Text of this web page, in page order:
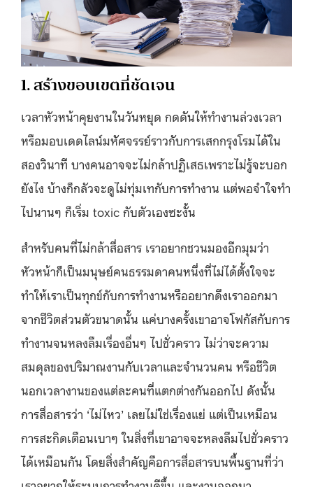
1. สร้างขอบเขตที่ชัดเจน
เวลาหัวหน้าคุยงานในวันหยุด กดดันให้ทำงานล่วงเวลา
หรือมอบเดดไลน์มหัศจรรย์ราวกับการเสกกรุงโรมได้ใน
สองวินาที บางคนอาจจะไม่กล้าปฏิเสธเพราะไม่รู้จะบอก
ยังไง บ้างก็กลัวจะดูไม่ทุ่มเทกับการทำงาน แต่พอจำใจทำ
ไปนานๆ ก็เริ่ม toxic กับตัวเองซะงั้น
สำหรับคนที่ไม่กล้าสื่อสาร เราอยากชวนมองอีกมุมว่า
หัวหน้าก็เป็นมนุษย์คนธรรมดาคนหนึ่งที่ไม่ได้ตั้งใจจะ
ทำให้เราเป็นทุกข์กับการทำงานหรืออยากดึงเราออกมา
จากชีวิตส่วนตัวขนาดนั้น แค่บางครั้งเขาอาจโฟกัสกับการ
ทำงานจนหลงลืมเรื่องอื่นๆ ไปชั่วคราว ไม่ว่าจะความ
สมดุลของปริมาณงานกับเวลาและจำนวนคน หรือชีวิต
นอกเวลางานของแต่ละคนที่แตกต่างกันออกไป ดังนั้น
การสื่อสารว่า ‘ไม่ไหว’ เลยไม่ใช่เรื่องแย่ แต่เป็นเหมือน
การสะกิดเตือนเบาๆ ในสิ่งที่เขาอาจจะหลงลืมไปชั่วคราว
ได้เหมือนกัน โดยสิ่งสำคัญคือการสื่อสารบนพื้นฐานที่ว่า